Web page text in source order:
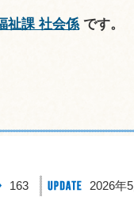
祉課 社会係 です。
163 2026年